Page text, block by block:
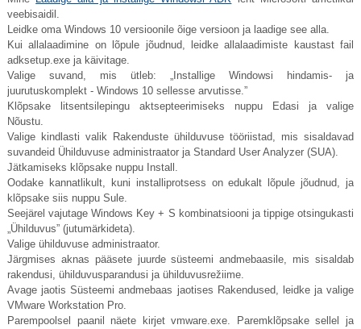
veebisaidil.
Leidke oma Windows 10 versioonile õige versioon ja laadige see alla.
Kui allalaadimine on lõpule jõudnud, leidke allalaadimiste kaustast fail
adksetup.exeja käivitage.
Valige suvand, mis ütleb: „Installige Windowsi hindamis- ja
juurutuskomplekt - Windows 10 sellesse arvutisse.”
Klõpsake litsentsilepingu aktsepteerimiseks nuppu Edasi ja valige
Nõustu.
Valige kindlasti valik Rakenduste ühilduvuse tööriistad, mis sisaldavad
suvandeid Ühilduvuse administraator ja Standard User Analyzer (SUA).
Jätkamiseks klõpsake nuppu Install.
Oodake kannatlikult, kuni installiprotsess on edukalt lõpule jõudnud, ja
klõpsake siis nuppu Sule.
Seejärel vajutage Windows Key + S kombinatsiooni ja tippige otsingukasti
„Ühilduvus” (jutumärkideta).
Valige ühilduvuse administraator.
Järgmises aknas pääsete juurde süsteemi andmebaasile, mis sisaldab
rakendusi, ühilduvusparandusi ja ühilduvusrežiime.
Avage jaotis Süsteemi andmebaas jaotises Rakendused, leidke ja valige
VMware Workstation Pro.
Parempoolsel paanil näete kirjetvmware.exe. Paremklõpsake sellel ja